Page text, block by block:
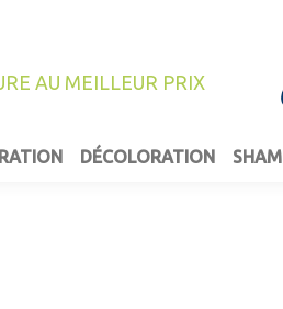
AU MEILLEUR PRIX
DÉCOLORATION